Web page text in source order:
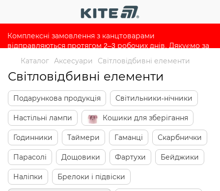
Комплексні замовлення з канцтоварами
відправляються протягом 2–3 робочих днів. Дякуємо за
Каталог Аксесуари Світловідбивні елементи
Світловідбивні елементи
Подарункова продукція Світильники-нічники
Настільні лампи Кошики для зберігання
Годинники Таймери Гаманці Скарбнички
Парасолі Дощовики Фартухи Бейджики
Наліпки Брелоки і підвіски